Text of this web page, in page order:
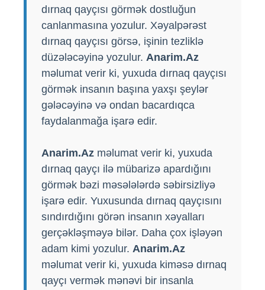
dırnaq qayçısı görmək dostluğun
canlanmasına yozulur. Xəyalpərəst
dırnaq qayçısı görsə, işinin tezliklə
düzələcəyinə yozulur. Anarim.Az
məlumat verir ki, yuxuda dırnaq qayçısı
görmək insanın başına yaxşı şeylər
gələcəyinə və ondan bacardıqca
faydalanmağa işarə edir.
Anarim.Az məlumat verir ki, yuxuda
dırnaq qayçı ilə mübarizə apardığını
görmək bəzi məsələlərdə səbirsizliyə
işarə edir. Yuxusunda dırnaq qayçısını
sındırdığını görən insanın xəyalları
gerçəkləşməyə bilər. Daha çox işləyən
adam kimi yozulur. Anarim.Az
məlumat verir ki, yuxuda kiməsə dırnaq
qayçı vermək mənəvi bir insanla